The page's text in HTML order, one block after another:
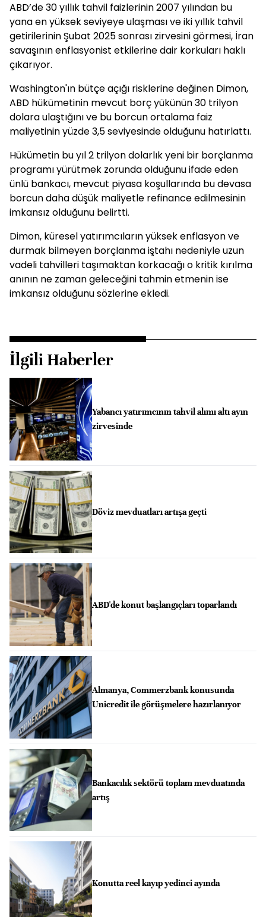
ABD’de 30 yıllık tahvil faizlerinin 2007 yılından bu
yana en yüksek seviyeye ulaşması ve iki yıllık tahvil
getirilerinin Şubat 2025 sonrası zirvesini görmesi, İran
savaşının enflasyonist etkilerine dair korkuları haklı
çıkarıyor.
Washington'ın bütçe açığı risklerine değinen Dimon,
ABD hükümetinin mevcut borç yükünün 30 trilyon
dolara ulaştığını ve bu borcun ortalama faiz
maliyetinin yüzde 3,5 seviyesinde olduğunu hatırlattı.
Hükümetin bu yıl 2 trilyon dolarlık yeni bir borçlanma
programı yürütmek zorunda olduğunu ifade eden
ünlü bankacı, mevcut piyasa koşullarında bu devasa
borcun daha düşük maliyetle refinance edilmesinin
imkansız olduğunu belirtti.
Dimon, küresel yatırımcıların yüksek enflasyon ve
durmak bilmeyen borçlanma iştahı nedeniyle uzun
vadeli tahvilleri taşımaktan korkacağı o kritik kırılma
anının ne zaman geleceğini tahmin etmenin ise
imkansız olduğunu sözlerine ekledi.
İlgili Haberler
Yabancı yatırımcının tahvil alımı altı ayın
zirvesinde
Döviz mevduatları artışa geçti
ABD'de konut başlangıçları toparlandı
Almanya, Commerzbank konusunda
Unicredit ile görüşmelere hazırlanıyor
Bankacılık sektörü toplam mevduatında
artış
Konutta reel kayıp yedinci ayında